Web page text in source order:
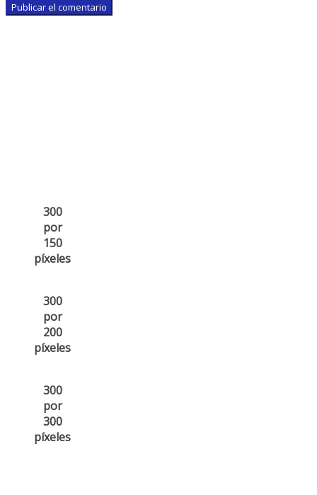
300
por
150
píxeles
300
por
200
píxeles
300
por
300
píxeles